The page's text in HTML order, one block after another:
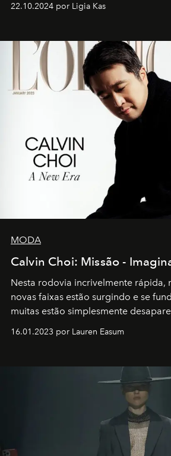
22.10.2024 por Ligia Kas
MODA
Calvin Choi: Missão -
Nesta rodovia incrivelmente rápida,
novas faixas estão surgindo e se
muitas estão simplesmente
transportador AMTD abrindo
por propósitos, com um claro senso
16.01.2023 por Lauren Easum